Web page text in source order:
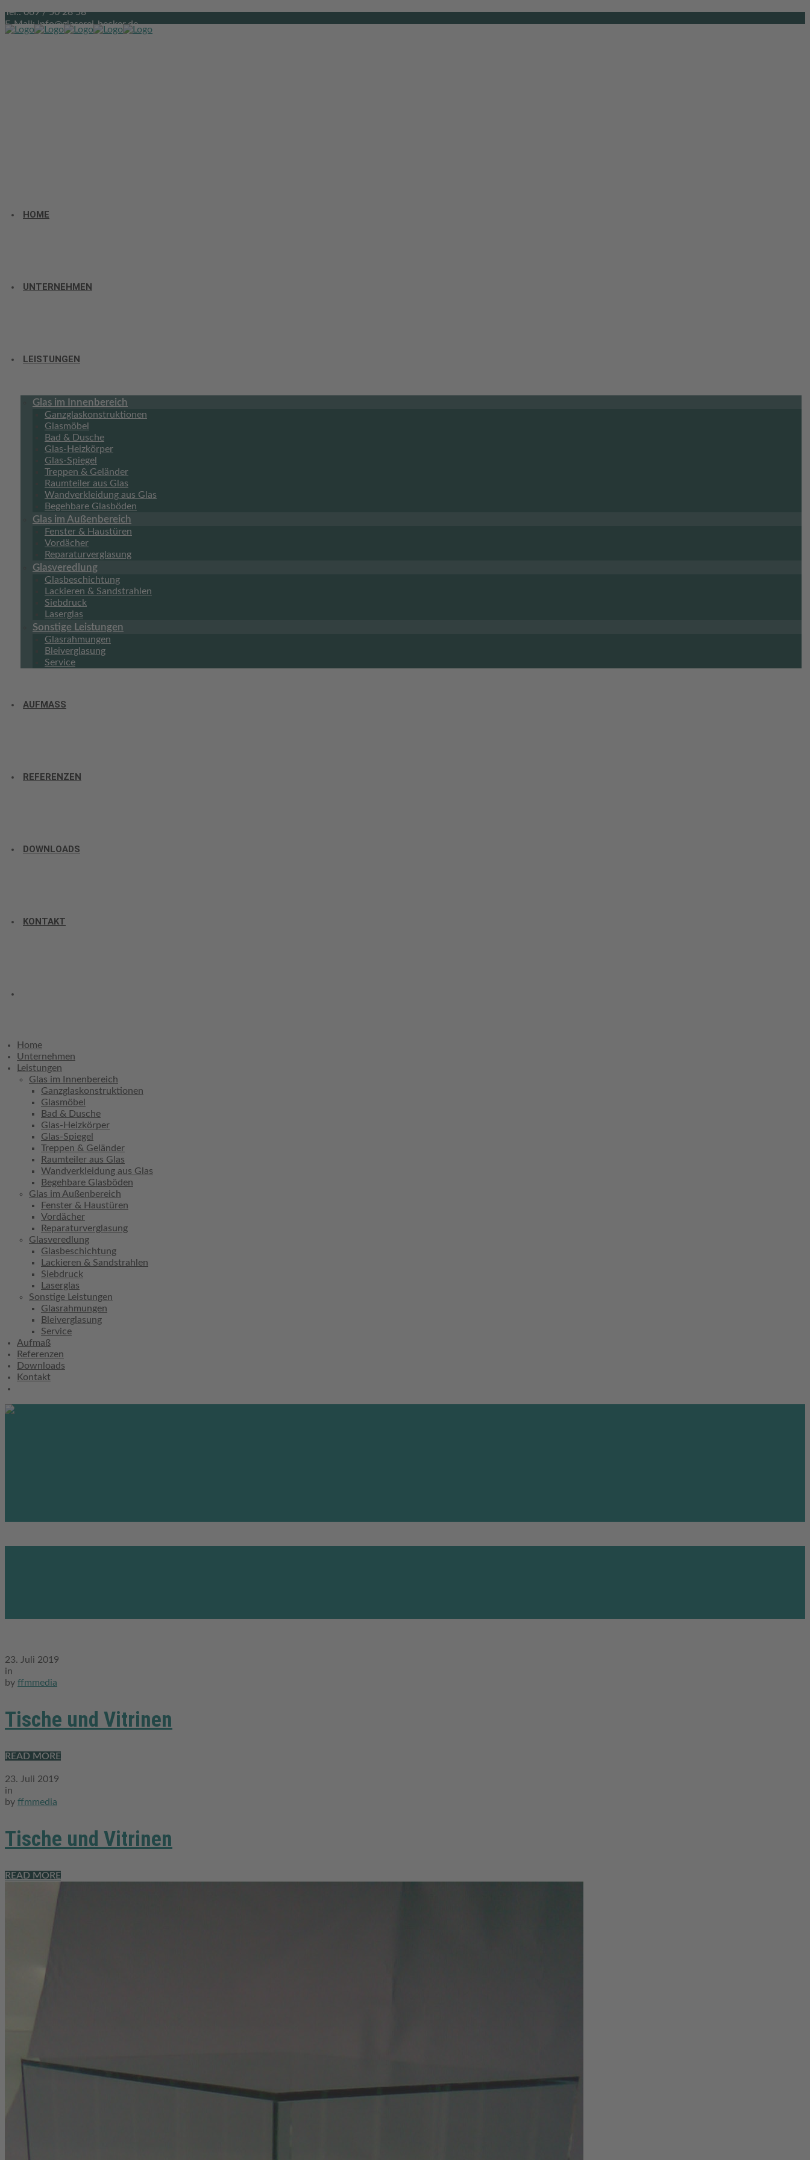
Tel.: 069 / 50 28 58
E-Mail: info@glaserei-becker.de
HOME
UNTERNEHMEN
LEISTUNGEN
Glas im Innenbereich
Ganzglaskonstruktionen
Glasmöbel
Bad & Dusche
Glas-Heizkörper
Glas-Spiegel
Treppen & Geländer
Raumteiler aus Glas
Wandverkleidung aus Glas
Begehbare Glasböden
Glas im Außenbereich
Fenster & Haustüren
Vordächer
Reparaturverglasung
Glasveredlung
Glasbeschichtung
Lackieren & Sandstrahlen
Siebdruck
Laserglas
Sonstige Leistungen
Glasrahmungen
Bleiverglasung
Service
AUFMASS
REFERENZEN
DOWNLOADS
KONTAKT
Home
Unternehmen
Leistungen
Glas im Innenbereich
Ganzglaskonstruktionen
Glasmöbel
Bad & Dusche
Glas-Heizkörper
Glas-Spiegel
Treppen & Geländer
Raumteiler aus Glas
Wandverkleidung aus Glas
Begehbare Glasböden
Glas im Außenbereich
Fenster & Haustüren
Vordächer
Reparaturverglasung
Glasveredlung
Glasbeschichtung
Lackieren & Sandstrahlen
Siebdruck
Laserglas
Sonstige Leistungen
Glasrahmungen
Bleiverglasung
Service
Aufmaß
Referenzen
Downloads
Kontakt
23. Juli 2019
in
by ffmmedia
Tische und Vitrinen
READ MORE
23. Juli 2019
in
by ffmmedia
Tische und Vitrinen
READ MORE